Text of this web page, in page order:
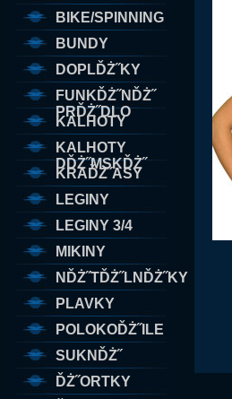
BIKE/SPINNING
BUNDY
DOPLĎŻ˝KY
FUNKĎŻ˝NĎŻ˝
PRĎŻ˝DLO
KALHOTY
KALHOTY
DĎŻ˝MSKĎŻ˝
KRAĎŻ˝ASY
LEGINY
LEGINY 3/4
MIKINY
NĎŻ˝TĎŻ˝LNĎŻ˝KY
PLAVKY
POLOKOĎŻ˝ILE
SUKNĎŻ˝
ĎŻ˝ORTKY